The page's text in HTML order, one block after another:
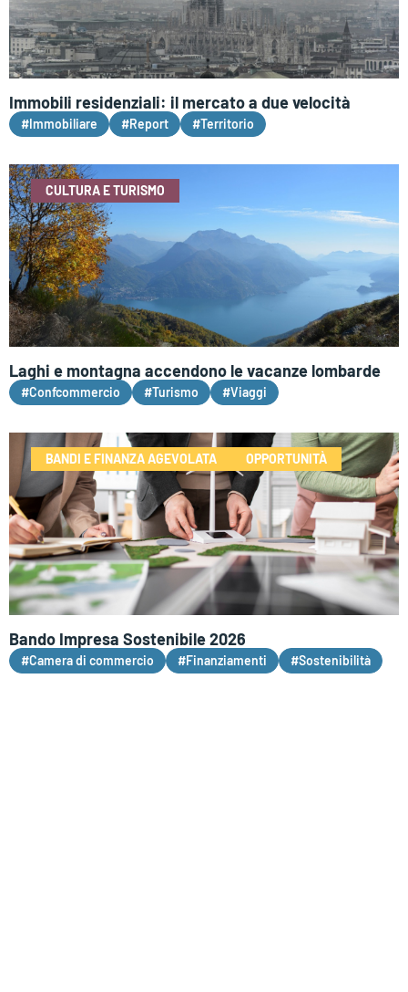
Immobili residenziali: il mercato a due velocità
#Immobiliare #Report #Territorio
CULTURA E TURISMO
Laghi e montagna accendono le vacanze lombarde
#Confcommercio #Turismo #Viaggi
BANDI E FINANZA AGEVOLATA OPPORTUNITÀ
Bando Impresa Sostenibile 2026
#Camera di commercio #Finanziamenti #Sostenibilità